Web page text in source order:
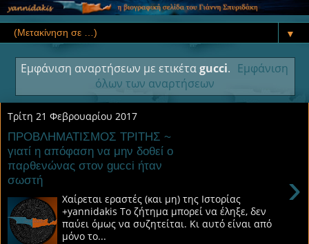
▼
Εμφάνιση αναρτήσεων με ετικέταgucci. Εμφάνιση
όλων των αναρτήσεων
Τρίτη 21 Φεβρουαρίου 2017
ΠΡΟΒΛΗΜΑΤΙΣΜΟΣ ΤΡΙΤΗΣ ~
γιατί η απόφαση να μην δοθεί ο
παρθενώνας στον gucci ήταν
σωστή
›
Χαίρεται εραστές (και μη) της Ιστορίας
+yannidakis Το ζήτημα μπορεί να έληξε, δεν
παύει όμως να συζητείται. Κι αυτό είναι από
μόνο το...